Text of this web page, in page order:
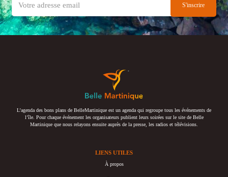
L’agenda des bons plans de BelleMartinique est un agenda qui regroupe tous les événements de
l’île. Pour chaque événement les organisateurs publient leurs soirées sur le site de Belle
Martinique que nous relayons ensuite auprès de la presse, les radios et télévisions.
LIENS UTILES
À propos